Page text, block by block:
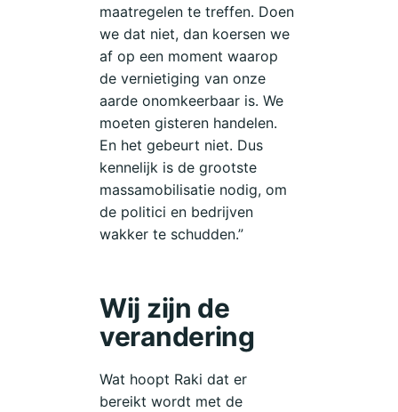
maatregelen te treffen. Doen
we dat niet, dan koersen we
af op een moment waarop
de vernietiging van onze
aarde onomkeerbaar is. We
moeten gisteren handelen.
En het gebeurt niet. Dus
kennelijk is de grootste
massamobilisatie nodig, om
de politici en bedrijven
wakker te schudden.”
Wij zijn de
verandering
Wat hoopt Raki dat er
bereikt wordt met de